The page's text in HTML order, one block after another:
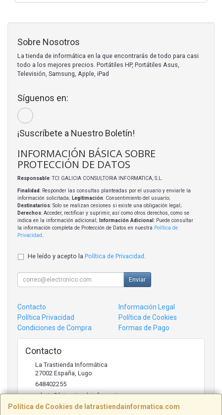
Política de Cookies de latrastiendainformatica.com
Sobre Nosotros
La tienda de informática en la que encontrarás de todo para casi
todo a los mejores precios. Portátiles HP, Portátiles Asus,
Televisión, Samsung, Apple, iPad
Síguenos en:
¡Suscríbete a Nuestro Boletín!
INFORMACIÓN BÁSICA SOBRE
PROTECCIÓN DE DATOS
Responsable: TCI GALICIA CONSULTORIA INFORMATICA, S.L.
Finalidad: Responder las consultas planteadas por el usuario y enviarle la
información solicitada; Legitimación: Consentimiento del usuario;
Destinatarios: Solo se realizan cesiones si existe una obligación legal;
Derechos: Acceder, rectificar y suprimir, así como otros derechos, como se
indica en la información adicional;
Información Adicional : Puede consultar
la información completa de Protección de Datos en nuestra Política de
Privacidad
He leído y acepto la Política de Privacidad
Enviar
Contacto
Información Legal
Política Privacidad
Política de Cookies
Condiciones de Compra
Formas de Pago
Contacto
La Trastienda Informática
27002 España Lugo
648402255
admin@latrastiendainformatica.com